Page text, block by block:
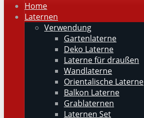
Home
Laternen
Verwendung
Gartenlaterne
Deko Laterne
Laterne für draußen
Wandlaterne
Orientalische Laterne
Balkon Laterne
Grablaternen
Laternen Set